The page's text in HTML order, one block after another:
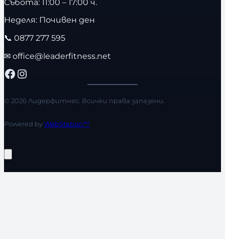
Неделя: Почивен ден
📞 0877 277 595
✉ office@leaderfitness.net
Facebook Instagram
© 2026 Лидерфитнес. Всички права запазени.
Powered byWebStation™